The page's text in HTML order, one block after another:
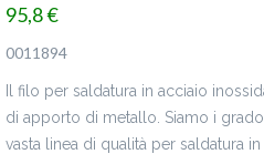
95,8 €
0011894
Il filo per saldatura in acciaio
di apporto di metallo. Siamo i
vasta linea di qualità per saldatura